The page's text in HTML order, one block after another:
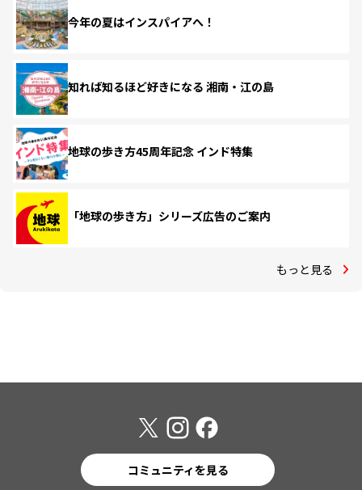
今年の夏はインスパイアへ！
知れば知るほど好きになる 湘南・江の島
地球の歩き方45周年記念 インド特集
「地球の歩き方」シリーズ広告のご案内
もっと見る
コミュニティを見る